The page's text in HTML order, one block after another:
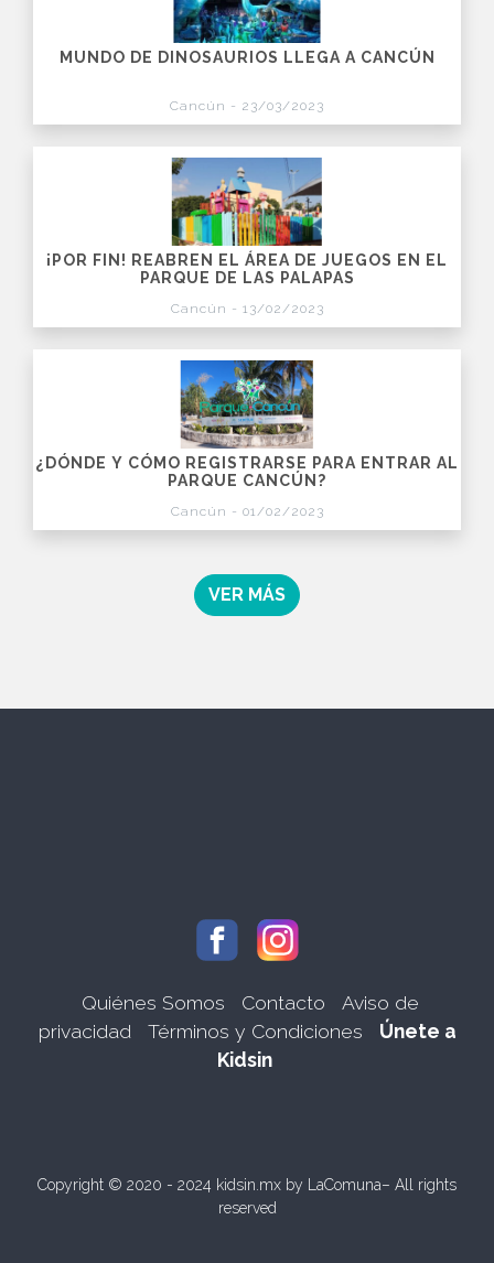
MUNDO DE DINOSAURIOS LLEGA A CANCÚN
Cancún - 23/03/2023
¡POR FIN! REABREN EL ÁREA DE JUEGOS EN EL
PARQUE DE LAS PALAPAS
Cancún - 13/02/2023
¿DÓNDE Y CÓMO REGISTRARSE PARA ENTRAR AL
PARQUE CANCÚN?
Cancún - 01/02/2023
VER MÁS
Quiénes Somos Contacto
Aviso de
privacidad
Términos y Condiciones
Únete a
Kidsin
Copyright © 2020 - 2024 kidsin.mx by LaComuna– All rights
reserved